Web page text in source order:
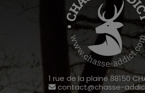
1 rue de la plaine 88150
contact@chasse-